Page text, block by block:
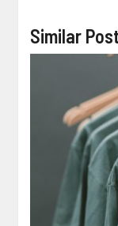
Similar